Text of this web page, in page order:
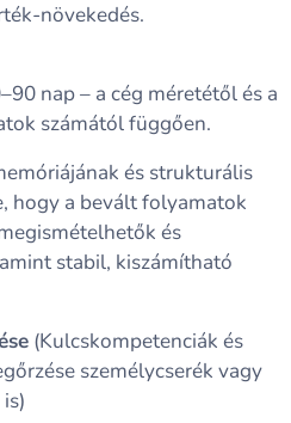
növekedés.
nap – a cég méretétől és a
számától függően.
és strukturális
hogy a bevált folyamatok
és
stabil, kiszámítható
(Kulcskompetenciák és
személycserék vagy